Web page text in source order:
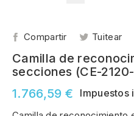
Compartir Tuitear
Camilla de
secciones (CE-
1.766,59 €
Impuestos